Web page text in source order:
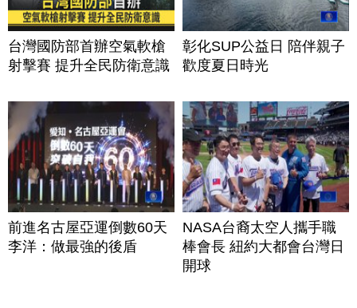
台灣國防部首辦空氣軟槍
射擊賽 提升全民防衛意識
彰化SUP公益日 陪伴親子
歡度夏日時光
前進名古屋亞運倒數60天
李洋：做最強的後盾
NASA台裔太空人攜手職
棒會長 紐約大都會台灣日
開球